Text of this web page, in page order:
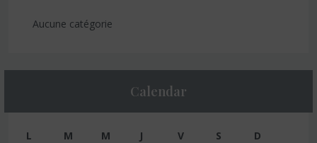
Aucune catégorie
Calendar
L M M J V S
D